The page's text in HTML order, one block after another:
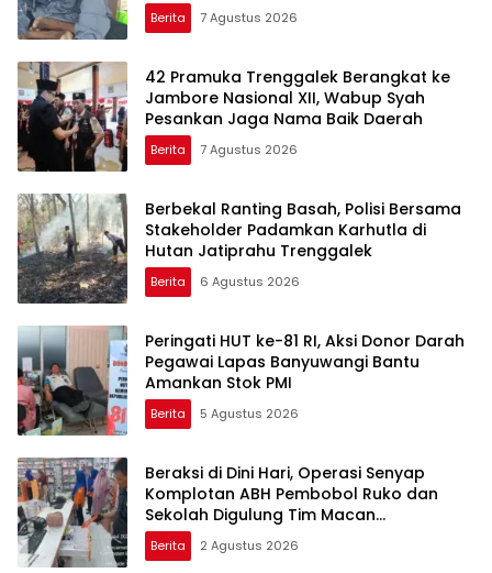
Berita 7 Agustus 2026
42 Pramuka Trenggalek Berangkat ke
Jambore Nasional XII, Wabup Syah
Pesankan Jaga Nama Baik Daerah
Berita 7 Agustus 2026
Berbekal Ranting Basah, Polisi Bersama
Stakeholder Padamkan Karhutla di
Hutan Jatiprahu Trenggalek
Berita 6 Agustus 2026
Peringati HUT ke-81 RI, Aksi Donor Darah
Pegawai Lapas Banyuwangi Bantu
Amankan Stok PMI
Berita 5 Agustus 2026
Beraksi di Dini Hari, Operasi Senyap
Komplotan ABH Pembobol Ruko dan
Sekolah Digulung Tim Macan
Blambangan
Berita 2 Agustus 2026